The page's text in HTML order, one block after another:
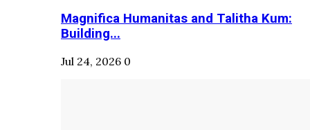
Magnifica Humanitas and Talitha Kum:
Building...
Jul 24, 2026 0